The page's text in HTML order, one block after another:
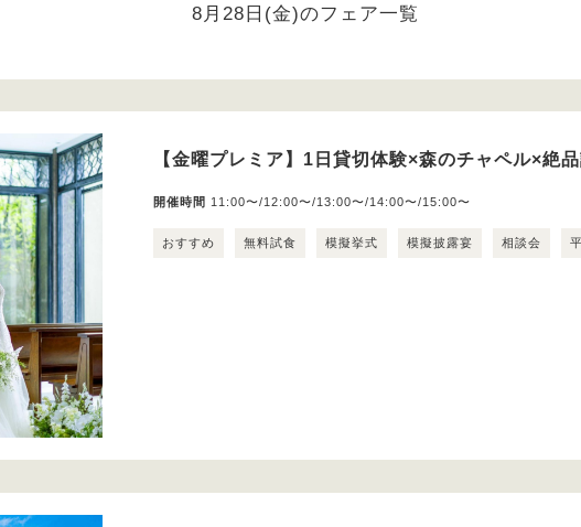
8月28日(金)のフェア一覧
【金曜プレミア】1日貸切体験×森のチャペル×絶
開催時間 11:00〜/12:00〜/13:00〜/14:00〜/15:00〜
おすすめ 無料試食 模擬挙式 模擬披露宴 相談会